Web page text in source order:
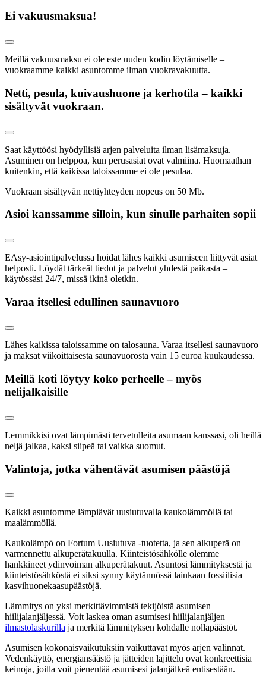
Ei vakuusmaksua!
Meillä vakuusmaksu ei ole este uuden kodin löytämiselle –
vuokraamme kaikki asuntomme ilman vuokravakuutta.
Netti, pesula, kuivaushuone ja kerhotila – kaikki
sisältyvät vuokraan.
Saat käyttöösi hyödyllisiä arjen palveluita ilman lisämaksuja.
Asuminen on helppoa, kun perusasiat ovat valmiina. Huomaathan
kuitenkin, että kaikissa taloissamme ei ole pesulaa.
Vuokraan sisältyvän nettiyhteyden nopeus on 50 Mb.
Asioi kanssamme silloin, kun sinulle parhaiten sopii
EAsy-asiointipalvelussa hoidat lähes kaikki asumiseen liittyvät asiat
helposti. Löydät tärkeät tiedot ja palvelut yhdestä paikasta –
käytössäsi 24/7, missä ikinä oletkin.
Varaa itsellesi edullinen saunavuoro
Lähes kaikissa taloissamme on talosauna. Varaa itsellesi saunavuoro
ja maksat viikoittaisesta saunavuorosta vain 15 euroa kuukaudessa.
Meillä koti löytyy koko perheelle – myös
nelijalkaisille
Lemmikkisi ovat lämpimästi tervetulleita asumaan kanssasi, oli heillä
neljä jalkaa, kaksi siipeä tai vaikka suomut.
Valintoja, jotka vähentävät asumisen päästöjä
Kaikki asuntomme lämpiävät uusiutuvalla kaukolämmöllä tai
maalämmöllä.
Kaukolämpö on Fortum Uusiutuva -tuotetta, ja sen alkuperä on
varmennettu alkuperätakuulla. Kiinteistösähkölle olemme
hankkineet ydinvoiman alkuperätakuut. Asuntosi lämmityksestä ja
kiinteistösähköstä ei siksi synny käytännössä lainkaan fossiilisia
kasvihuonekaasupäästöjä.
Lämmitys on yksi merkittävimmistä tekijöistä asumisen
hiilijalanjäljessä. Voit laskea oman asumisesi hiilijalanjäljen
ilmastolaskurilla ja merkitä lämmityksen kohdalle nollapäästöt.
Asumisen kokonaisvaikutuksiin vaikuttavat myös arjen valinnat.
Vedenkäyttö, energiansäästö ja jätteiden lajittelu ovat konkreettisia
keinoja, joilla voit pienentää asumisesi jalanjälkeä entisestään.